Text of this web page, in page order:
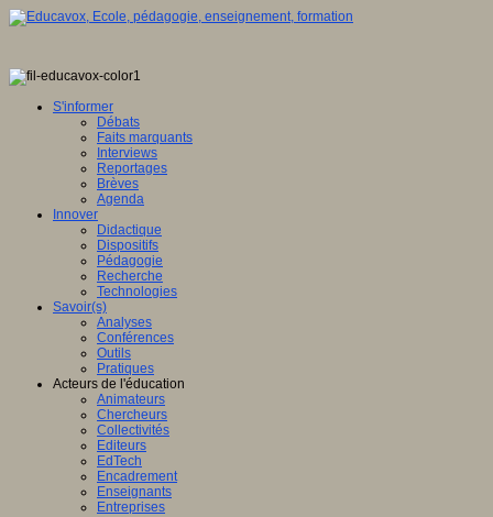
S'informer
Débats
Faits marquants
Interviews
Reportages
Brèves
Agenda
Innover
Didactique
Dispositifs
Pédagogie
Recherche
Technologies
Savoir(s)
Analyses
Conférences
Outils
Pratiques
Acteurs de l'éducation
Animateurs
Chercheurs
Collectivités
Editeurs
EdTech
Encadrement
Enseignants
Entreprises